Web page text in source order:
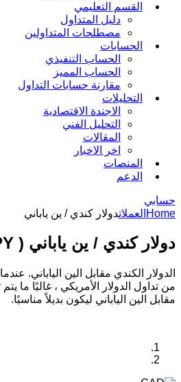
القسم التعليمي
دليل المتداول
مصطلحات المتداولين
الحسابات
الحساب التنفيذي
الحساب المميز
مقارنة حسابات التداول
التحليلات
الاجندة الاقتصادية
التحليل الفني
المقالات
اخر الاخبار
المنصات
الدعم
حسابي
Home العملاتدولار كندي / ين ياباني
دولار كندي / ين ياباني ( CADJPY )
الدولار الكندي مقابل الين الياباني.
من تداول الدولار الأمريكي ، غالبًا ما
مقابل الين الياباني ليكون بديلاً مناسبًا.